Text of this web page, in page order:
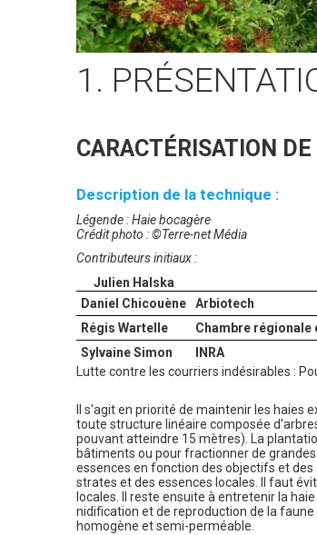
1.
CARACTÉRISATION
Description de la technique :
Légende : Haie bocagère
Crédit photo : ©Terre-net Média
Contributeurs initiaux :
Julien Halska
Daniel Chicouène
Arbiotech
Régis Wartelle
Chambre
Sylvaine Simon
INRA
Lutte contre les courriers indésirables :
Il s'agit en priorité de maintenir les haies
toute structure linéaire composée
pouvant atteindre 15 mètres). La
bâtiments ou pour fractionner de
essences en fonction des objectifs et
strates et des essences locales. Il faut
locales. Il reste ensuite à entretenir la
nidification et de reproduction de la
homogène et semi-perméable.